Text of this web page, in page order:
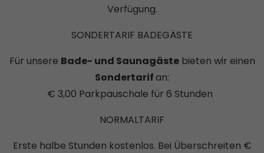
Verfügung.
SONDERTARIF BADEGÄSTE
Für unsere Bade- und Saunagästebieten wir einen
Sondertarifan:
€ 3,00 Parkpauschale für 6 Stunden
NORMALTARIF
Erste halbe Stunden kostenlos. Bei Überschreiten €